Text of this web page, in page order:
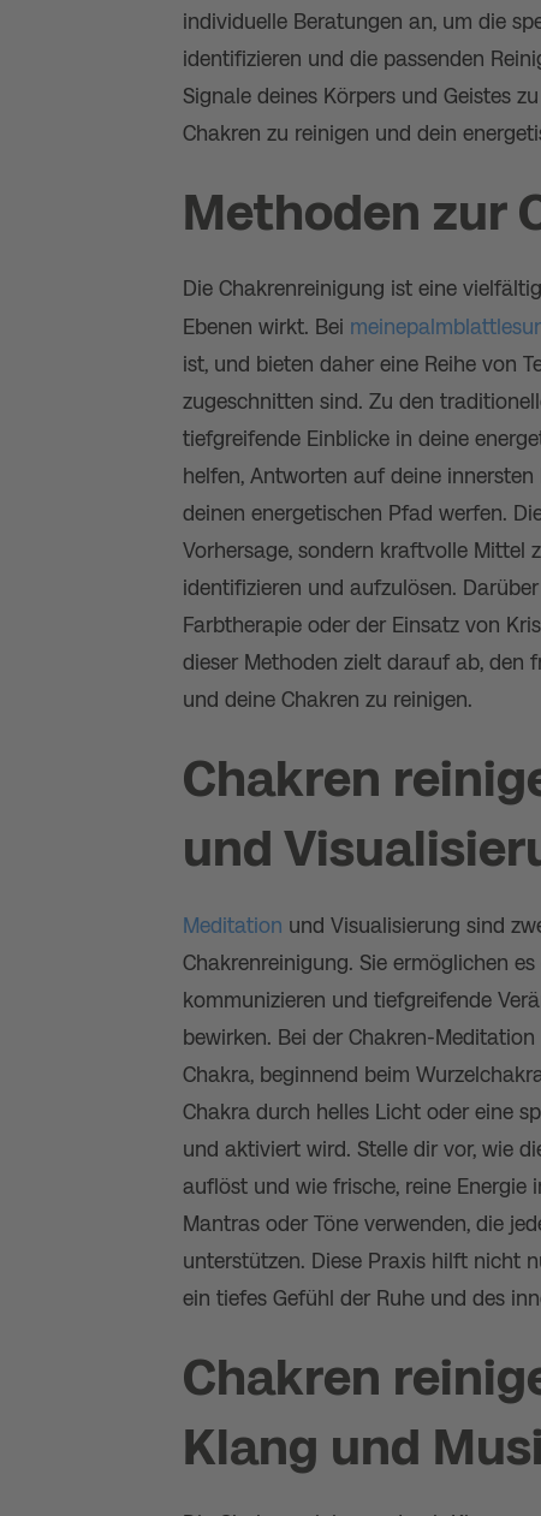
individuelle Beratungen an, um die
identifizieren und die passenden
Signale deines Körpers und Geistes
Chakren zu reinigen und dein
Methoden zur
Die Chakrenreinigung ist eine
Ebenen wirkt. Bei
ist, und bieten daher eine Reihe von
zugeschnitten sind. Zu den
tiefgreifende Einblicke in deine
helfen, Antworten auf deine
deinen energetischen Pfad werfen.
Vorhersage, sondern kraftvolle Mittel
identifizieren und aufzulösen.
Farbtherapie oder der Einsatz von
dieser Methoden zielt darauf ab, den
und deine Chakren zu reinigen.
Chakren
und
Meditation und Visualisierung sind
Chakrenreinigung. Sie ermöglichen
kommunizieren und tiefgreifende
bewirken. Bei der Chakren-
Chakra, beginnend beim
Chakra durch helles Licht oder eine
und aktiviert wird. Stelle dir vor, wie
auflöst und wie frische, reine Energie
Mantras oder Töne verwenden, die
unterstützen. Diese Praxis hilft nicht
ein tiefes Gefühl der Ruhe und des
Chakren
Klang und